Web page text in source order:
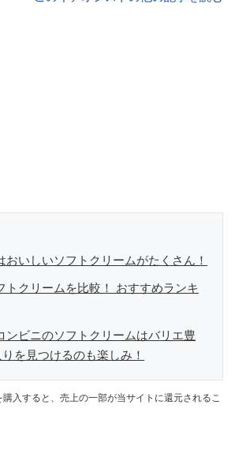
使用してレビューしています。毎日トレン
おいしいソフトクリームがたくさん！
トクリームを比較！ おすすめランキ
ンビニのソフトクリームはバリエ豊
を見つけるのも楽しみ！
入すると、売上の一部が当サイトに還元されるこ